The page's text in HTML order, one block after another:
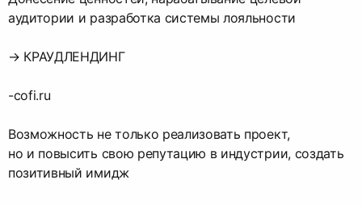
аудитории и разработка системы лояльности
→ КРАУДЛЕНДИНГ
-cofi.ru
Возможность не только реализовать проект,
но и повысить свою репутацию в индустрии, создать
позитивный имидж